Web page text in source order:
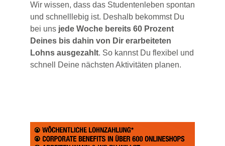
Wir wissen, dass das Studentenleben spontan
und schnelllebig ist. Deshalb bekommst Du
bei uns jede Woche bereits 60 Prozent
Deines bis dahin von Dir erarbeiteten
Lohns ausgezahlt. So kannst Du flexibel und
schnell Deine nächsten Aktivitäten planen.